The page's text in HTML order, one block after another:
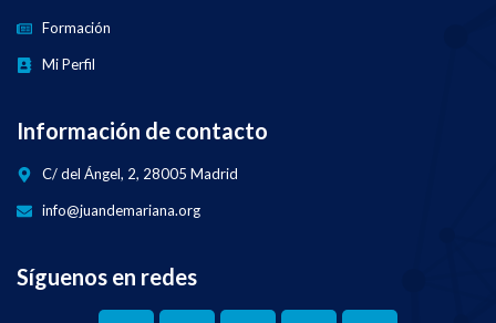
Formación
Mi Perfil
Información de contacto
C/ del Ángel, 2, 28005 Madrid
info@juandemariana.org
Síguenos en redes